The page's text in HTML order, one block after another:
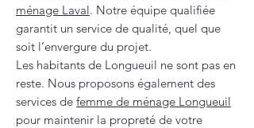
ménage Laval. Notre équipe qualifiée
garantit un service de qualité, quel que
soit l’envergure du projet.
Les habitants de Longueuil ne sont pas en
reste. Nous proposons également des
services de femme de ménage Longueuil
pour maintenir la propreté de votre